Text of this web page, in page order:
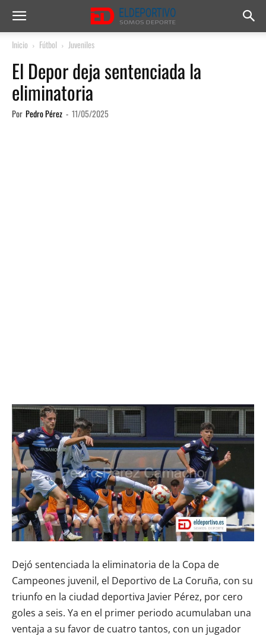
Inicio Fútbol Juveniles
El Depor deja sentenciada la
eliminatoria
Por Pedro Pérez - 11/05/2025
Dejó sentenciada la eliminatoria de la Copa de
Campeones juvenil, el Deportivo de La Coruña, con su
triunfo en la ciudad deportiva Javier Pérez, por cero
goles a seis. Ya en el primer periodo acumulaban una
ventaja a su favor de cuatro tantos, con un jugador